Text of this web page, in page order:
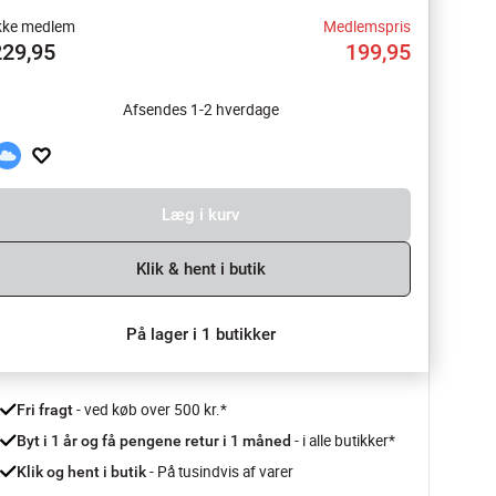
medlem Medlemspris
199,95
Afsendes 1-2 hverdage
Læg i kurv
Klik & hent i butik
På lager i 1 butikker
Fri fragt - ved køb over 500 kr.*
Byt i 1 år og få pengene retur i 1 måned - i alle butikker*
Klik og hent i butik - På tusindvis af varer